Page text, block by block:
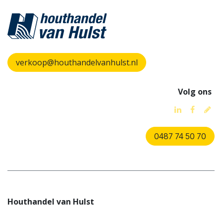
verkoop@houthandelvanhulst.nl
Volg ons
0487 74 50 70
Houthandel van Hulst